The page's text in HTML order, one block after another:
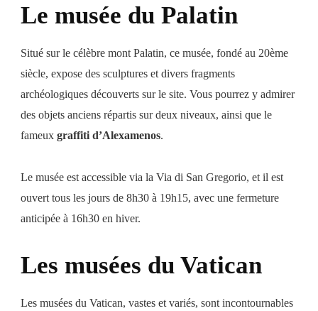
Le musée du Palatin
Situé sur le célèbre mont Palatin, ce musée, fondé au 20ème
siècle, expose des sculptures et divers fragments
archéologiques découverts sur le site. Vous pourrez y admirer
des objets anciens répartis sur deux niveaux, ainsi que le
fameux graffiti d’Alexamenos.
Le musée est accessible via la Via di San Gregorio, et il est
ouvert tous les jours de 8h30 à 19h15, avec une fermeture
anticipée à 16h30 en hiver.
Les musées du Vatican
Les musées du Vatican, vastes et variés, sont incontournables